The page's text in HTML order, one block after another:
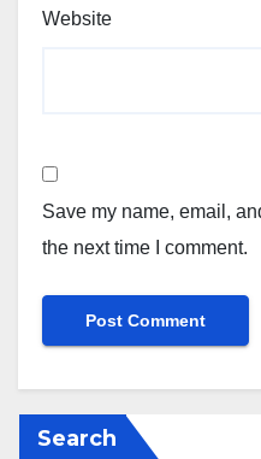
Website
Save my name, email,
the next time I comment.
Search